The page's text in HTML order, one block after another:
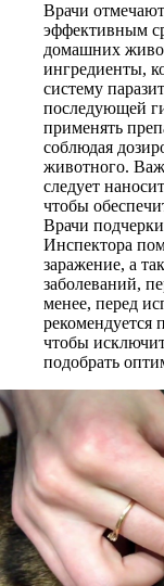
Врачи
эффективным
домашних
ингредиенты,
систему
последующей
применять
соблюдая
животного.
следует
чтобы
Врачи
Инспектора
заражение, а
заболеваний,
менее, перед
рекомендуется
чтобы
подобрать